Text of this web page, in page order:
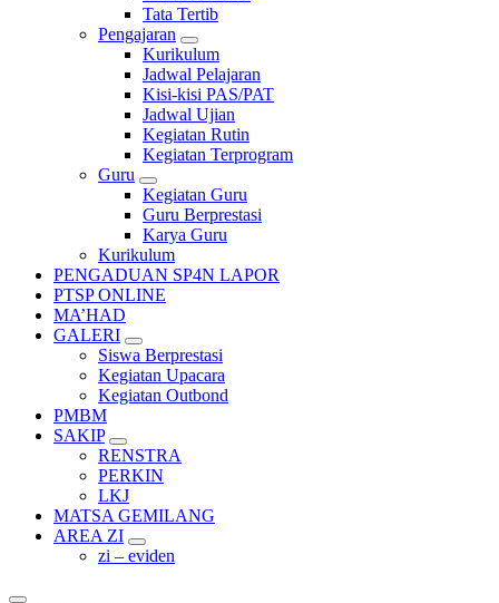
Tata Tertib
Pengajaran
Kurikulum
Jadwal Pelajaran
Kisi-kisi PAS/PAT
Jadwal Ujian
Kegiatan Rutin
Kegiatan Terprogram
Guru
Kegiatan Guru
Guru Berprestasi
Karya Guru
Kurikulum
PENGADUAN SP4N LAPOR
PTSP ONLINE
MA’HAD
GALERI
Siswa Berprestasi
Kegiatan Upacara
Kegiatan Outbond
PMBM
SAKIP
RENSTRA
PERKIN
LKJ
MATSA GEMILANG
AREA ZI
zi – eviden